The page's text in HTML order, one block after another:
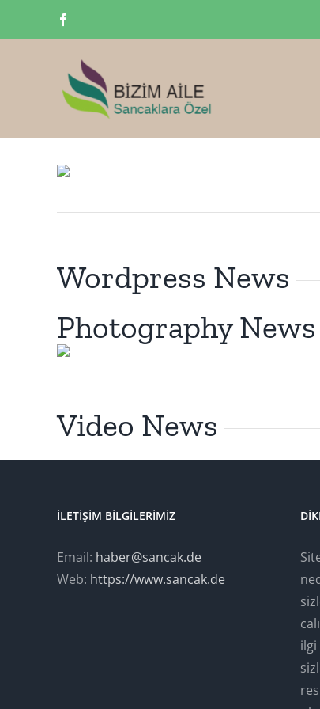
Wordpress News
Photography News
Video News
İLETIŞIM BILGILERIMIZ
Email: haber@sancak.de
Web: https://www.sancak.de